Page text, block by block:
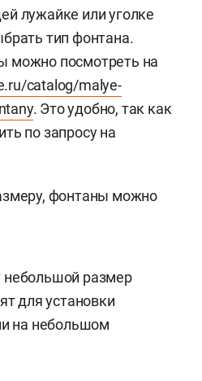
лужайке или уголке
тип фонтана.
можно посмотреть на
catalog/malye-
. Это удобно, так как
по запросу на
фонтаны можно
размер
для установки
на небольшом